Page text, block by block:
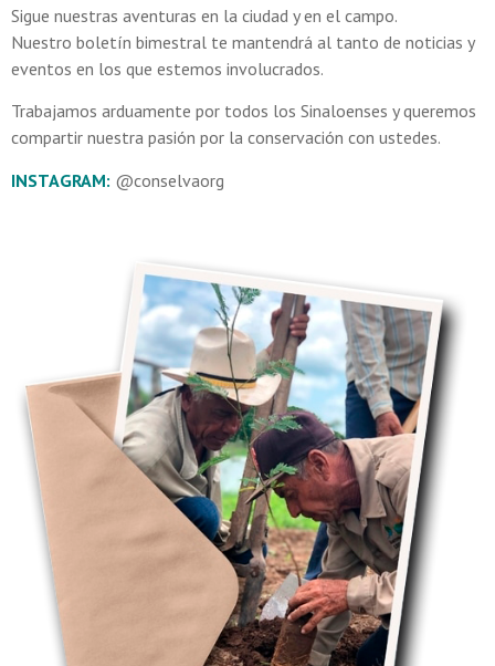
Sigue nuestras aventuras en la ciudad y en el campo.
Nuestro boletín bimestral te mantendrá al tanto de noticias y
eventos en los que estemos involucrados.
Trabajamos arduamente por todos los Sinaloenses y queremos
compartir nuestra pasión por la conservación con ustedes.
INSTAGRAM: @conselvaorg